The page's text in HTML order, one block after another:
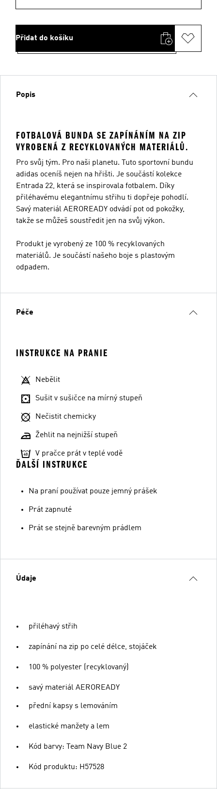
Přidat do košíku
Popis
FOTBALOVÁ BUNDA SE ZAPÍNÁNÍM NA ZIP
VYROBENÁ Z RECYKLOVANÝCH MATERIÁLŮ.
Pro svůj tým. Pro naši planetu. Tuto sportovní bundu
adidas oceníš nejen na hřišti. Je součástí kolekce
Entrada 22, která se inspirovala fotbalem. Díky
přiléhavému elegantnímu střihu ti dopřeje pohodlí.
Savý materiál AEROREADY odvádí pot od pokožky,
takže se můžeš soustředit jen na svůj výkon.
Produkt je vyrobený ze 100 % recyklovaných
materiálů. Je součástí našeho boje s plastovým
odpadem.
Péče
INSTRUKCE NA PRANIE
Nebělit
Sušit v sušičce na mírný stupeň
Nečistit chemicky
Žehlit na nejnižší stupeň
V pračce prát v teplé vodě
ĎALŠÍ INSTRUKCE
Na praní používat pouze jemný prášek
Prát zapnuté
Prát se stejně barevným prádlem
Údaje
přiléhavý střih
zapínání na zip po celé délce, stojáček
100 % polyester (recyklovaný)
savý materiál AEROREADY
přední kapsy s lemováním
elastické manžety a lem
Kód barvy: Team Navy Blue 2
Kód produktu: H57528